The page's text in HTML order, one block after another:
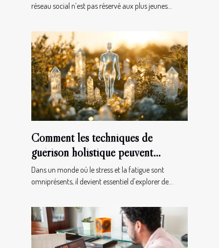
réseau social n’est pas réservé aux plus jeunes...
Comment les techniques de
guérison holistique peuvent
transformer votre bien-être ?
Dans un monde où le stress et la fatigue sont
omniprésents, il devient essentiel d'explorer de...